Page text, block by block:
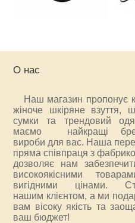
О нас
Наш магазин пропонує
жіноче шкіряне взуття,
сумки та трендовий
маємо найкращі
вироби для вас. Наша
пряма співпраця з
дозволяє нам
високоякісними
вигідними цінами.
нашим клієнтом, а ми
вам вісоку якість та
ваш бюджет!